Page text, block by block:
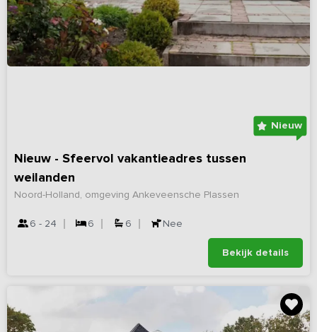
Nieuw
Nieuw - Sfeervol vakantieadres tussen
weilanden
Noord-Holland, omgeving Ankeveensche Plassen
6 - 24 6 6 Nee
Bekijk details